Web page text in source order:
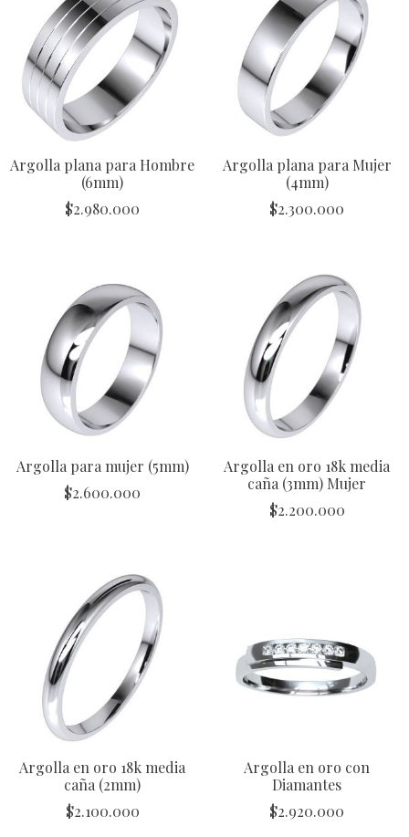
Argolla plana para Hombre
(6mm)
$2.980.000
Argolla plana para Mujer
(4mm)
$2.300.000
Argolla para mujer (5mm)
$2.600.000
Argolla en oro 18k media
caña (3mm) Mujer
$2.200.000
Argolla en oro 18k media
caña (2mm)
$2.100.000
Argolla en oro con
Diamantes
$2.920.000